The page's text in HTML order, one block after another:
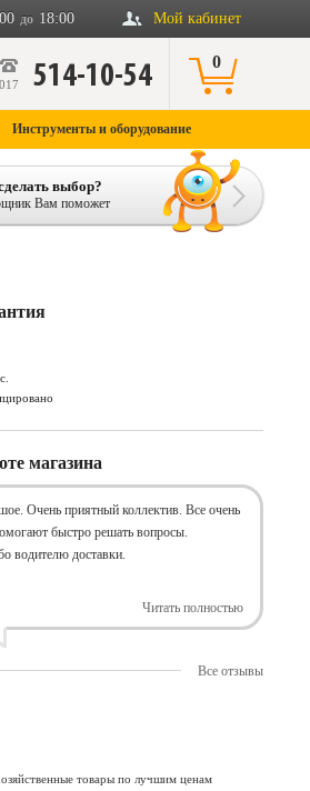
Мой кабинет
до 18:00
017 514-10-54 0
Инструменты и оборудование
выбор?
Вам поможет
магазина
Очень приятный коллектив. Все очень
быстро решать вопросы.
водителю доставки.
Читать полностью
Все отзывы
товары по лучшим ценам